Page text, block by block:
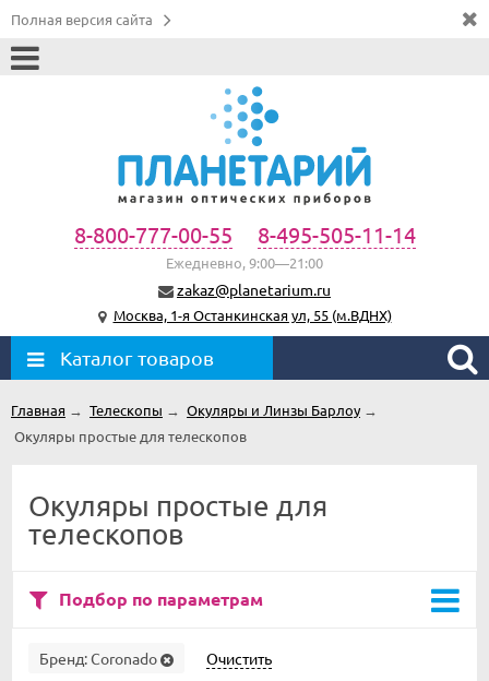
Полная версия сайта
8-800-777-00-55 8-495-505-11-14
Ежедневно, 9:00—21:00
zakaz@planetarium.ru
Москва, 1-я Останкинская ул, 55 (м.ВДНХ)
Каталог товаров
Главная → Телескопы → Окуляры и Линзы Барлоу→
Окуляры простые для телескопов
Окуляры простые для
телескопов
Подбор по параметрам
Бренд:Coronado Очистить